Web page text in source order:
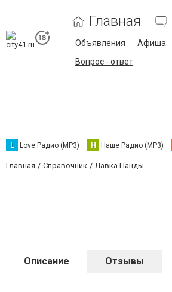
Главная
Объявления Афиша
Вопрос - ответ
L Love Радио (MP3) Н Наше Радио (MP3)
Главная Справочник Лавка Панды
Описание Отзывы